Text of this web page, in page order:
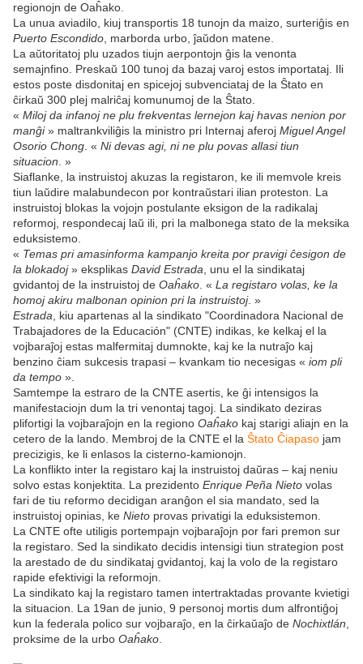
regionojn de Oaĥako.
La unua aviadilo, kiuj transportis 18 tunojn da maizo, surteriĝis en
Puerto Escondido , marborda urbo, ĵaŭdon matene.
La aŭtoritatoj plu uzados tiujn aerpontojn ĝis la venonta
semajnfino. Preskaŭ 100 tunoj da bazaj varoj estos importataj. Ili
estos poste disdonitaj en spicejoj subvenciataj de la Ŝtato en
ĉirkaŭ 300 plej malriĉaj komunumoj de la Ŝtato.
« Miloj da infanoj ne plu frekventas lernejon kaj havas nenion por
manĝi» maltrankviliĝis la ministro pri Internaj aferoj Miguel Angel
Osorio Chong . « Ni devas agi, ni ne plu povas allasi tiun
situacion . »
Siaflanke, la instruistoj akuzas la registaron, ke ili memvole kreis
tiun laŭdire malabundecon por kontraŭstari ilian proteston. La
instruistoj blokas la vojojn postulante eksigon de la radikalaj
reformoj, respondecaj laŭ ili, pri la malbonega stato de la meksika
eduksistemo.
« Temas pri amasinforma kampanjo kreita por pravigi ĉesigon de
la blokadoj» eksplikas David Estrada , unu el la sindikataj
gvidantoj de la instruistoj de Oaĥako . « La registaro volas, ke la
homoj akiru malbonan opinion pri la instruistoj. »
Estrada , kiu apartenas al la sindikato "Coordinadora Nacional de
Trabajadores de la Educación" (CNTE) indikas, ke kelkaj el la
vojbaraĵoj estas malfermitaj dumnokte, kaj ke la nutraĵo kaj
benzino ĉiam sukcesis trapasi – kvankam tio necesigas « iom pli
da tempo ».
Samtempe la estraro de la CNTE asertis, ke ĝi intensigos la
manifestaciojn dum la tri venontaj tagoj. La sindikato deziras
plifortigi la vojbaraĵojn en la regiono Oaĥako kaj starigi aliajn en la
cetero de la lando. Membroj de la CNTE el la Ŝtato Ĉiapaso jam
precizigis, ke li enlasos la cisterno-kamionojn.
La konflikto inter la registaro kaj la instruistoj daŭras – kaj neniu
solvo estas konjektita. La prezidento Enrique Peña Nieto volas
fari de tiu reformo decidigan aranĝon el sia mandato, sed la
instruistoj opinias, ke Nieto provas privatigi la eduksistemon.
La CNTE ofte utiligis portempajn vojbaraĵojn por fari premon sur
la registaro. Sed la sindikato decidis intensigi tiun strategion post
la arestado de du sindikataj gvidantoj, kaj la volo de la registaro
rapide efektivigi la reformojn.
La sindikato kaj la registaro tamen intertraktadas provante kvietigi
la situacion. La 19an de junio, 9 personoj mortis dum alfrontiĝoj
kun la federala polico sur vojbaraĵo, en la ĉirkaŭaĵo de Nochixtlán
proksime de la urbo Oaĥako